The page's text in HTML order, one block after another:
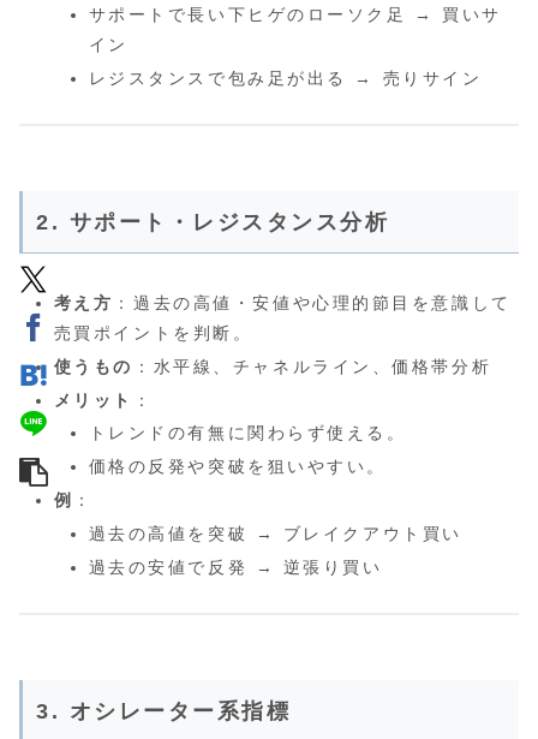
サポートで長い下ヒゲのローソク足 → 買いサ
イン
レジスタンスで包み足が出る → 売りサイン
2. サポート・レジスタンス分析
考え方 ：過去の高値・安値や心理的節目を意識して
売買ポイントを判断。
使うもの ：水平線、チャネルライン、価格帯分析
メリット
：
トレンドの有無に関わらず使える。
価格の反発や突破を狙いやすい。
例
：
過去の高値を突破 → ブレイクアウト買い
過去の安値で反発 → 逆張り買い
3. オシレーター系指標